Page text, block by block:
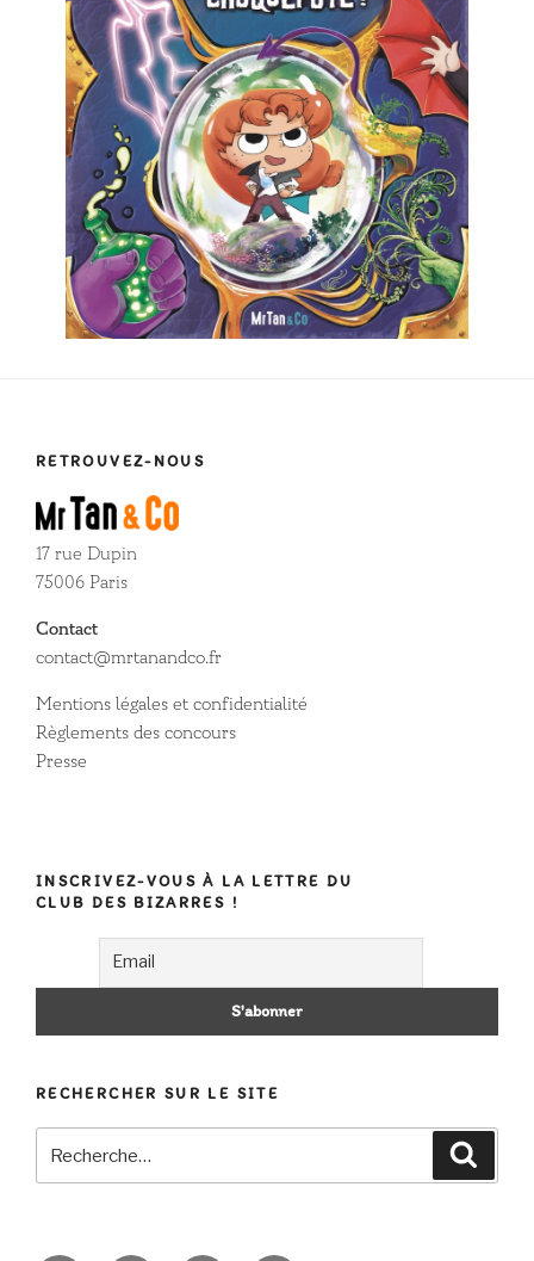
RETROUVEZ-NOUS
17 rue Dupin
75006 Paris
Contact
contact@mrtanandco.fr
Mentions légales et confidentialité
Règlements des concours
Presse
INSCRIVEZ-VOUS À LA LETTRE DU
CLUB DES BIZARRES !
RECHERCHER SUR LE SITE